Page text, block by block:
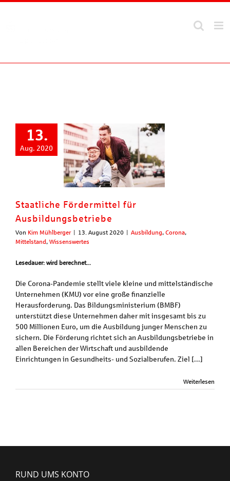
Zum
13.
Aug. 2020
Staatliche Fördermittel für
Ausbildungsbetriebe
Von Kim Mühlberger | 13. August 2020 | Ausbildung, Corona,
Mittelstand, Wissenswertes
Lesedauer: wird berechnet...
Die Corona-Pandemie stellt viele kleine und mittelständische
Unternehmen (KMU) vor eine große finanzielle
Herausforderung. Das Bildungsministerium (BMBF)
unterstützt diese Unternehmen daher mit insgesamt bis zu
500 Millionen Euro, um die Ausbildung junger Menschen zu
sichern. Die Förderung richtet sich an Ausbildungsbetriebe in
allen Bereichen der Wirtschaft und ausbildende
Einrichtungen in Gesundheits- und Sozialberufen. Ziel [...]
Weiterlesen
RUND UMS KONTO